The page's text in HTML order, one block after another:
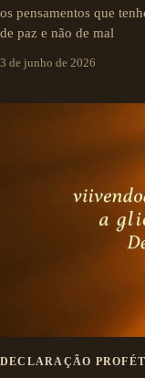
os pensamentos que
de paz e não de mal
3 de junho de 2026
DECLARAÇÃO